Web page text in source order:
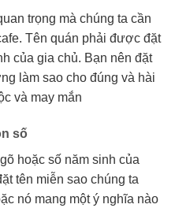
trọng mà chúng ta cần
Tên quán phải được đặt
của gia chủ. Bạn nên đặt
làm sao cho đúng và hài
và may mắn
số
hoặc số năm sinh của
tên miễn sao chúng ta
nó mang một ý nghĩa nào